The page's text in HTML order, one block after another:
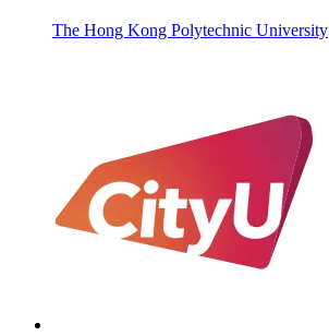
The Hong Kong Polytechnic University